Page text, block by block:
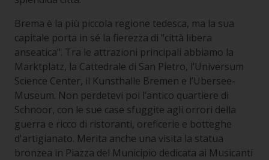
Brema è la più piccola regione tedesca, ma la sua
capitale porta in sé la fierezza di "città libera
anseatica". Tra le attrazioni principali abbiamo la
Marktplatz, la Cattedrale di San Pietro, l’Universum
Science Center, il Kunsthalle Bremen e l’Übersee-
Museum. Non perdetevi poi l’antico quartiere di
Schnoor, con le sue case sfuggite agli orrori della
guerra e ricco di ristoranti, oreficerie e botteghe
d'artigianato. Merita anche una visita la statua
bronzea in Piazza del Municipio dedicata ai Musicanti